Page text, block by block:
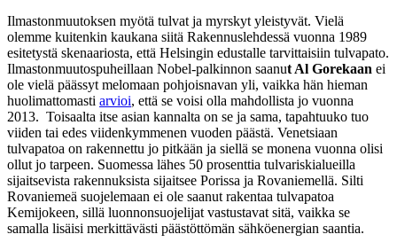
Ilmastonmuutoksen myötä tulvat ja myrskyt yleistyvät. Vielä
olemme kuitenkin kaukana siitä Rakennuslehdessä vuonna 1989
esitetystä skenaariosta, että Helsingin edustalle tarvittaisiin tulvapato.
Ilmastonmuutospuheillaan Nobel-palkinnon saanut Al Gorekaan ei
ole vielä päässyt melomaan pohjoisnavan yli, vaikka hän hieman
huolimattomasti arvioi, että se voisi olla mahdollista jo vuonna
2013. Toisaalta itse asian kannalta on se ja sama, tapahtuuko tuo
viiden tai edes viidenkymmenen vuoden päästä. Venetsiaan
tulvapatoa on rakennettu jo pitkään ja siellä se monena vuonna olisi
ollut jo tarpeen. Suomessa lähes 50 prosenttia tulvariskialueilla
sijaitsevista rakennuksista sijaitsee Porissa ja Rovaniemellä. Silti
Rovaniemeä suojelemaan ei ole saanut rakentaa tulvapatoa
Kemijokeen, sillä luonnonsuojelijat vastustavat sitä, vaikka se
samalla lisäisi merkittävästi päästöttömän sähköenergian saantia.